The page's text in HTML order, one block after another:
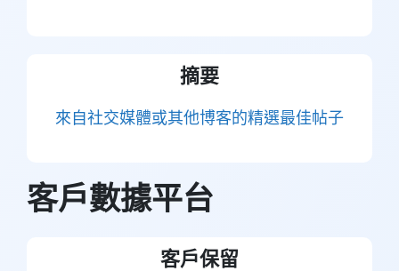
摘要
來自社交媒體或其他博客的精選最佳帖子
客戶數據平台
客戶保留